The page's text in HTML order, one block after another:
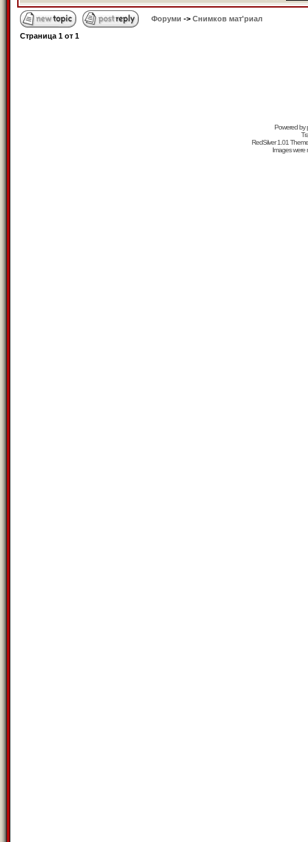
Форуми -> Снимков мат'риал
Страница 1 от 1
Powered by
RedSilver 1.01
Images were